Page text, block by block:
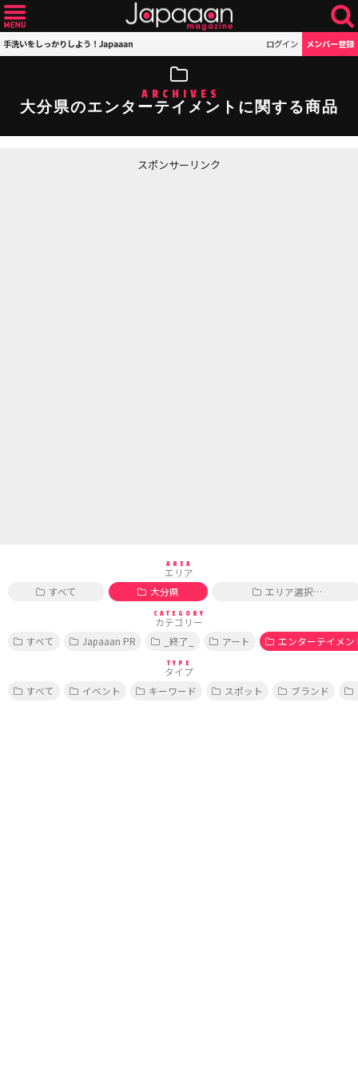
手洗いをしっかりしよう！Japaaan ログイン メンバー登録
ARCHIVES
大分県のエンターテイメントに関する商品
スポンサーリンク
AREA
エリア
すべて
大分県 エリア選択…
CATEGORY
カテゴリー
すべて
Japaaan PR _終了_ アート エンターテイメン
TYPE
タイプ
すべて
イベント キーワード スポット ブランド